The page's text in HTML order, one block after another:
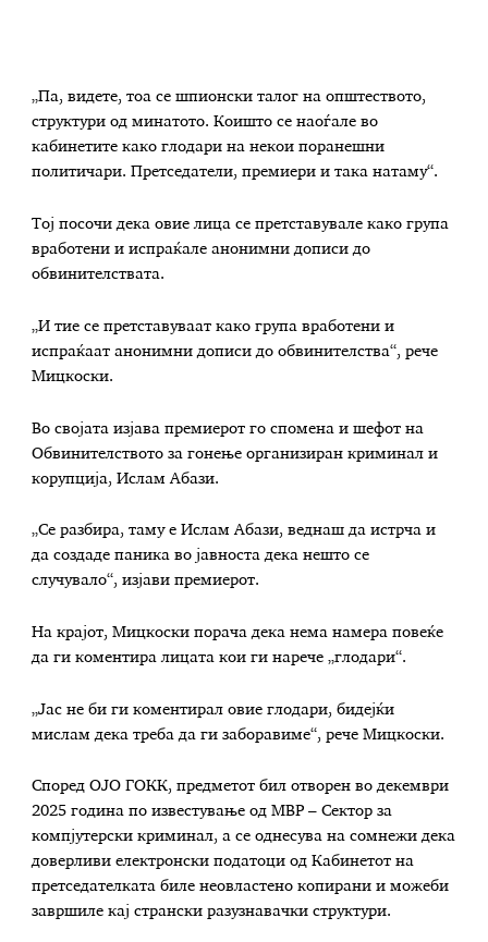
„Па, видете, тоа се шпионски талог на општеството,
структури од минатото. Коишто се наоѓале во
кабинетите како глодари на некои поранешни
политичари. Претседатели, премиери и така натаму“.
Тој посочи дека овие лица се претставувале како група
вработени и испраќале анонимни дописи до
обвинителствата.
„И тие се претставуваат како група вработени и
испраќаат анонимни дописи до обвинителства“, рече
Мицкоски.
Во својата изјава премиерот го спомена и шефот на
Обвинителството за гонење организиран криминал и
корупција, Ислам Абази.
„Се разбира, таму е Ислам Абази, веднаш да истрча и
да создаде паника во јавноста дека нешто се
случувало“, изјави премиерот.
На крајот, Мицкоски порача дека нема намера повеќе
да ги коментира лицата кои ги нарече „глодари“.
„Јас не би ги коментирал овие глодари, бидејќи
мислам дека треба да ги заборавиме“, рече Мицкоски.
Според ОЈО ГОКК, предметот бил отворен во декември
2025 година по известување од МВР – Сектор за
компјутерски криминал, а се однесува на сомнежи дека
доверливи електронски податоци од Кабинетот на
претседателката биле неовластено копирани и можеби
завршиле кај странски разузнавачки структури.